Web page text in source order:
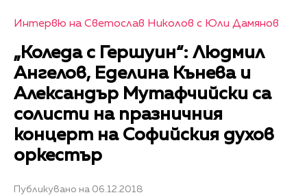
Интервю на Светослав Николов с Юли Дамянов
„Коледа с Гершуин“: Людмил
Ангелов, Еделина Кънева и
Александър Мутафчийски са
солисти на празничния
концерт на Софийския духов
оркестър
Публикувано на 06.12.2018